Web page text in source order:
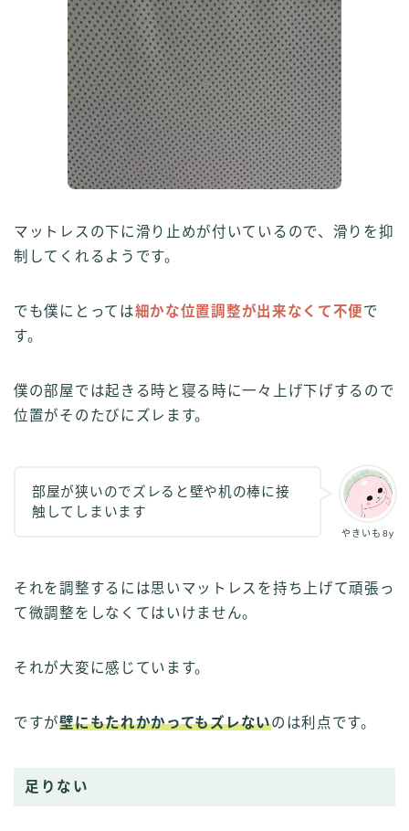
マットレスの下に滑り止めが付いているので、滑りを抑
制してくれるようです。
でも僕にとっては細かな位置調整が出来なくて不便で
す。
僕の部屋では起きる時と寝る時に一々上げ下げするので
位置がそのたびにズレます。
やきいも8y
部屋が狭いのでズレると壁や机の棒に接
触してしまいます
それを調整するには思いマットレスを持ち上げて頑張っ
て微調整をしなくてはいけません。
それが大変に感じています。
ですが壁にもたれかかってもズレないのは利点です。
足りない